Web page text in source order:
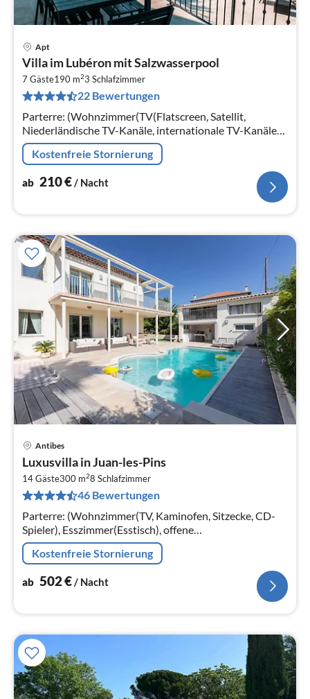
Apt
Villa im Lubéron mit Salzwasserpool
7 Gäste190 m23 Schlafzimmer
22 Bewertungen
Parterre: (Wohnzimmer(TV(Flatscreen, Satellit,
Niederländische TV-Kanäle, internationale TV-Kanäle),
Ofen(Holz), Sitzecke, DVD-Spieler, Stereoanlage,
Klimaanlage)
Kostenfreie Stornierung
ab 210€/ Nacht
Antibes
Luxusvilla in Juan-les-Pins
14 Gäste300 m28 Schlafzimmer
46 Bewertungen
Parterre: (Wohnzimmer(TV, Kaminofen, Sitzecke, CD-
Spieler), Esszimmer(Esstisch), offene
Küche(Wasserkocher, Toaster, Kaffeemaschine,
Espressomaschine, Backofen, Mikrowelle, Spülmas...
Kostenfreie Stornierung
ab 502€/ Nacht